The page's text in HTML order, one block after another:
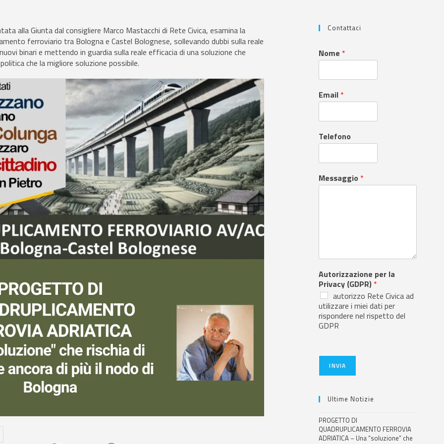
alla Giunta dal consigliere Marco Mastacchi di Rete Civica, esamina la
ferroviario tra Bologna e Castel Bolognese, sollevando dubbi sulla reale
binari e mettendo in guardia sulla reale efficacia di una soluzione che
che la migliore soluzione possibile.
Contattaci
Nome *
Email *
Telefono
Messaggio *
Autorizzazione per la
Privacy (GDPR) *
autorizzo Rete Civica ad
utilizzare i miei dati per
rispondere nel rispetto del
GDPR
INVIA
Ultime Notizie
PROGETTO DI
QUADRUPLICAMENTO FERROVIA
ADRIATICA – Una “soluzione” che